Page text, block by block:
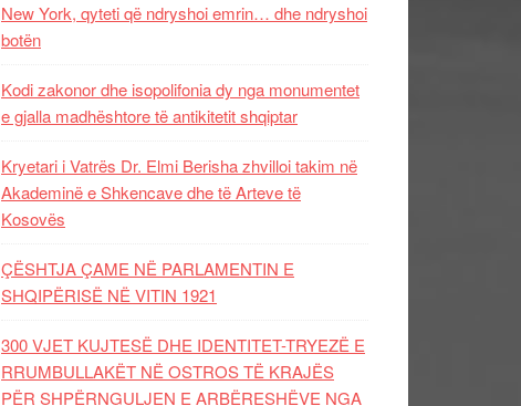
New York, qyteti që ndryshoi emrin… dhe ndryshoi
botën
Kodi zakonor dhe isopolifonia dy nga monumentet
e gjalla madhështore të antikitetit shqiptar
Kryetari i Vatrës Dr. Elmi Berisha zhvilloi takim në
Akademinë e Shkencave dhe të Arteve të
Kosovës
ÇËSHTJA ÇAME NË PARLAMENTIN E
SHQIPËRISË NË VITIN 1921
300 VJET KUJTESË DHE IDENTITET-TRYEZË E
RRUMBULLAKËT NË OSTROS TË KRAJËS
PËR SHPËRNGULJEN E ARBËRESHËVE NGA